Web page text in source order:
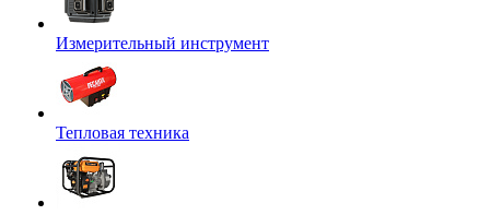
Измерительный инструмент
Тепловая техника